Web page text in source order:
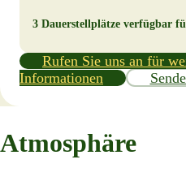
3 Dauerstellplätze verfügbar
Rufen Sie uns an für
Informationen
Atmosphäre